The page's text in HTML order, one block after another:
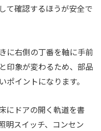
て確認するほうが安全で
に右側の丁番を軸に手前
印象が変わるため、部品
イントになります。
にドアの開く軌道を書
明スイッチ、コンセン